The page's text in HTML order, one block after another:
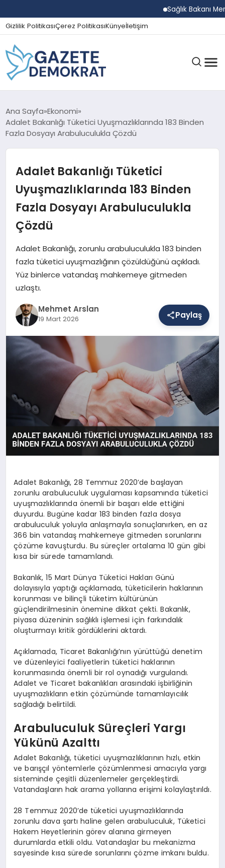
Sağlık Bakanı
Gizlilik PolitikasıÇerez PolitikasıKünyeİletişim
GÜNDEM
EKONOMI
SPOR
MAGAZIN
SAĞLIK
DÜNYA
Ana Sayfa Ekonomi
Adalet Bakanlığı Tüketici Uyuşmazlıklarında 183 Binden
Fazla Dosyayı Arabuluculukla Çözdü
Adalet Bakanlığı Tüketici
Uyuşmazlıklarında 183 Binden
Fazla Dosyayı Arabuluculukla
Çözdü
Adalet Bakanlığı, zorunlu arabuluculukla 183 binden
fazla tüketici uyuşmazlığının çözüldüğünü açıkladı.
Yüz binlerce vatandaş mahkemeye gitmeden
uzlaştı.
Mehmet Arslan
19 Mart 2026 Paylaş
Adalet Bakanlığı, 28 Temmuz 2020’de başlayan
zorunlu arabuluculuk uygulaması kapsamında tüketici
uyuşmazlıklarında önemli bir başarı elde ettiğini
duyurdu. Bugüne kadar 183 binden fazla dosya
arabuluculuk yoluyla anlaşmayla sonuçlanırken, en az
366 bin vatandaş mahkemeye gitmeden sorunlarını
çözüme kavuşturdu. Bu süreçler ortalama 10 gün gibi
kısa bir sürede tamamlandı.
Bakanlık, 15 Mart Dünya Tüketici Hakları Günü
dolayısıyla yaptığı açıklamada, tüketicilerin haklarının
korunması ve bilinçli tüketim kültürünün
güçlendirilmesinin önemine dikkat çekti. Bakanlık,
piyasa düzeninin sağlıklı işlemesi için farkındalık
oluşturmayı kritik gördüklerini aktardı.
Açıklamada, Ticaret Bakanlığı’nın yürüttüğü denetim
ve düzenleyici faaliyetlerin tüketici haklarının
korunmasında önemli bir rol oynadığı vurgulandı.
Adalet ve Ticaret bakanlıkları arasındaki işbirliğinin
uyuşmazlıkların etkin çözümünde tamamlayıcılık
sağladığı belirtildi.
Arabuluculuk Süreçleri Yargı
Yükünü Azalttı
Adalet Bakanlığı, tüketici uyuşmazlıklarının hızlı, etkin
ve barışçıl yöntemlerle çözümlenmesi amacıyla yargı
sisteminde çeşitli düzenlemeler gerçekleştirdi.
Vatandaşların hak arama yollarına erişimi kolaylaştırıldı.
28 Temmuz 2020’de tüketici uyuşmazlıklarında
zorunlu dava şartı haline gelen arabuluculuk, Tüketici
Hakem Heyetlerinin görev alanına girmeyen
durumlarda etkili oldu. Vatandaşlar bu mekanizma
sayesinde kısa sürede sorunlarını çözme imkanı buldu.